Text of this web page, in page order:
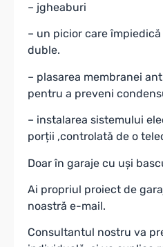
– jgheaburi
– un picior care
duble.
– plasarea membranei
pentru a preveni
– instalarea sistemului
porții ,controlată de o
Doar în garaje cu uși
Ai propriul proiect de
noastră e-mail.
Consultantul nostru va